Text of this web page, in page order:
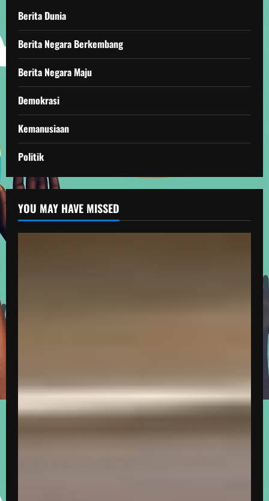
Berita Dunia
Berita Negara Berkembang
Berita Negara Maju
Demokrasi
Kemanusiaan
Politik
YOU MAY HAVE MISSED